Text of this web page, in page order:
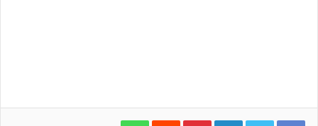
LinkedIn
Pinterest
WhatsApp